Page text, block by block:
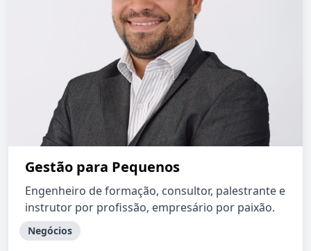
Gestão para Pequenos
Engenheiro de formação, consultor, palestrante e
instrutor por profissão, empresário por paixão.
Negócios